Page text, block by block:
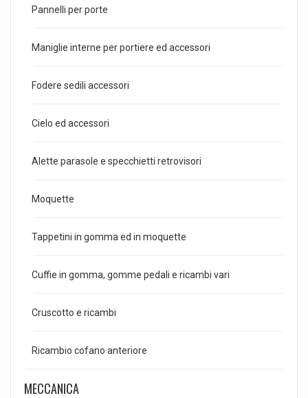
Pannelli per porte
Maniglie interne per portiere ed accessori
Fodere sedili accessori
Cielo ed accessori
Alette parasole e specchietti retrovisori
Moquette
Tappetini in gomma ed in moquette
Cuffie in gomma, gomme pedali e ricambi vari
Cruscotto e ricambi
Ricambio cofano anteriore
MECCANICA